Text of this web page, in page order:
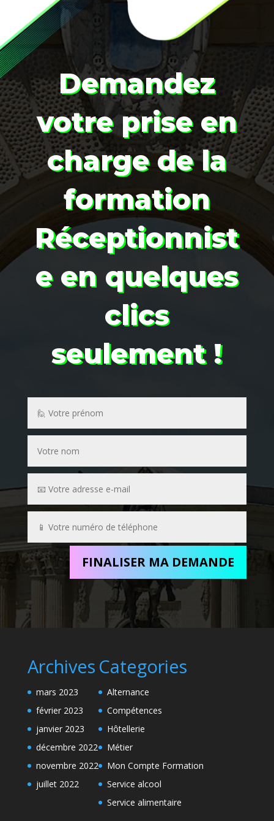
Demandez
votre prise en
charge de la
formation
Réceptionnist
een quelques
clics
seulement !
FINALISER MA DEMANDE
Archives
mars 2023
février 2023
janvier 2023
décembre 2022
novembre 2022
juillet 2022
Categories
Alternance
Compétences
Hôtellerie
Métier
Mon Compte Formation
Service alcool
Service alimentaire